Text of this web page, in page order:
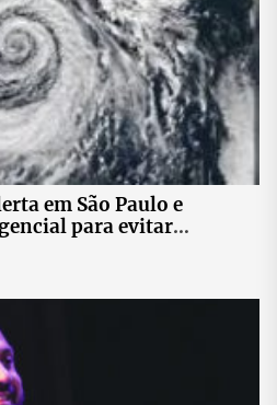
em São Paulo e
para evitar
de energia